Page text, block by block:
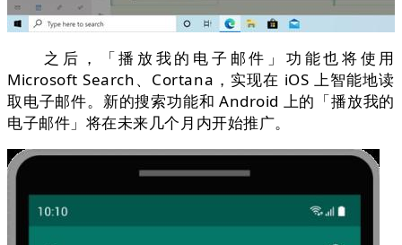
之后，「播放我的电子邮件」功能也将使用
Microsoft Search、Cortana，实现在 iOS 上智能地读
取电子邮件。新的搜索功能和 Android 上的「播放我的
电子邮件」将在未来几个月内开始推广。